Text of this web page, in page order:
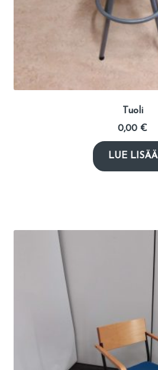
Tuoli
0,00 €
LUE LISÄÄ